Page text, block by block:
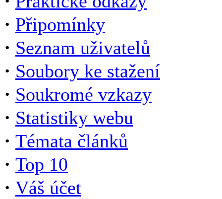
· Připomínky
· Seznam uživatelů
· Soubory ke stažení
· Soukromé vzkazy
· Statistiky webu
· Témata článků
· Top 10
· Váš účet